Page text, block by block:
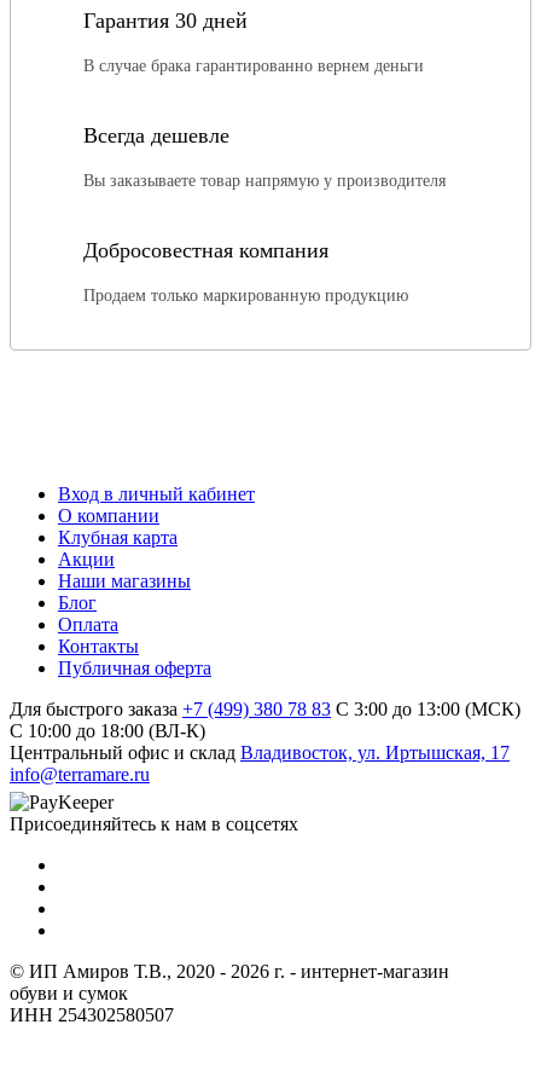
Гарантия 30 дней
В случае брака гарантированно вернем деньги
Всегда дешевле
Вы заказываете товар напрямую у производителя
Добросовестная компания
Продаем только маркированную продукцию
Вход в личный кабинет
О компании
Клубная карта
Акции
Наши магазины
Блог
Оплата
Контакты
Публичная оферта
Для быстрого заказа +7 (499) 380 78 83 С 3:00 до 13:00 (МСК)
C 10:00 до 18:00 (ВЛ-К)
Центральный офис и склад Владивосток, ул. Иртышская, 17
info@terramare.ru
Присоединяйтесь к нам в соцсетях
© ИП Амиров Т.В., 2020 - 2026 г. - интернет-магазин
обуви и сумок
ИНН 254302580507